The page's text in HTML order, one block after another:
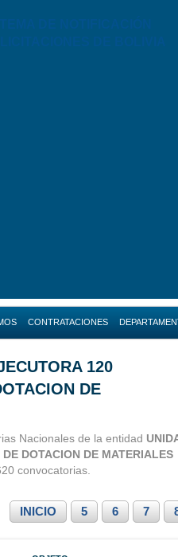
CONTRATACIONES
Convocatorias Nacionales
Arequipa
Callao
120
DE
Nacionales de la entidad
DOTACION DE MATERIALES
convocatorias.
INICIO 5 6 7